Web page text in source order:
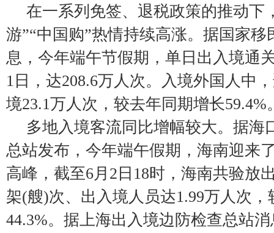
在一系列免签、退税政策的推动下
游”“中国购”热情持续高涨。据国家移
息，今年端午节假期，单日出入境通
1日，达208.6万人次。入境外国人中
境23.1万人次，较去年同期增长59.4%
多地入境客流同比增幅较大。据海
总站发布，今年端午假期，海南迎来
高峰，截至6月2日18时，海南共验放
架(艘)次、出入境人员达1.99万人次
44.3%。据上海出入境边防检查总站